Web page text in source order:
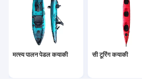
मत्स्य पालन पेडल कयाकी सी टूरिंग कयाकी